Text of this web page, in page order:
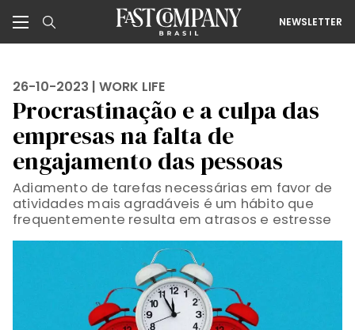
NEWSLETTER
26-10-2023 | WORK LIFE
Procrastinação e a culpa das
empresas na falta de
engajamento das pessoas
Adiamento de tarefas necessárias em favor de
atividades mais agradáveis é um hábito que
frequentemente resulta em atrasos e estresse